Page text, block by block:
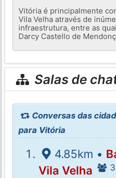
Vitória é principalmente
Vila Velha através de
infraestrutura, entre as
Darcy Castello de
Salas de
Conversas das
para Vitória
4.85km •
Vila Velha